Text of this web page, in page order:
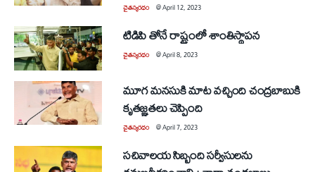
చైతన్యరధం @April 12, 2023
టిడిపి తోనే రాష్ట్రంలో శాంతిస్థాపన
చైతన్యరధం @April 8, 2023
మూగ మ‌న‌సుకి మాట వ‌చ్చింది చంద్ర‌బాబుకి
కృత‌జ్ఞ‌త‌లు చెప్పింది
చైతన్యరధం @April 7, 2023
సచివాలయ సిబ్బంది సర్వీసులను